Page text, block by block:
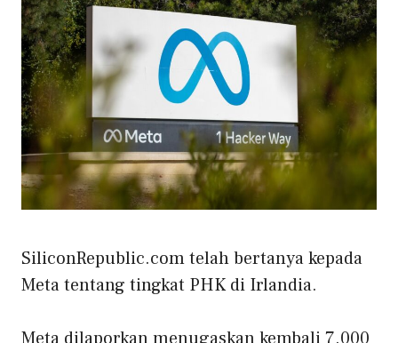
SiliconRepublic.com telah bertanya kepada
Meta tentang tingkat PHK di Irlandia.